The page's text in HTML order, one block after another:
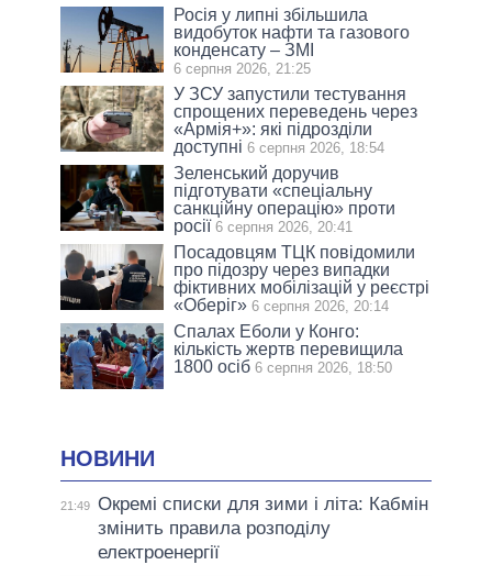
Росія у липні збільшила
видобуток нафти та газового
конденсату – ЗМІ
6 серпня 2026, 21:25
У ЗСУ запустили тестування
спрощених переведень через
«Армія+»: які підрозділи
доступні 6 серпня 2026, 18:54
Зеленський доручив
підготувати «спеціальну
санкційну операцію» проти
росії 6 серпня 2026, 20:41
Посадовцям ТЦК повідомили
про підозру через випадки
фіктивних мобілізацій у реєстрі
«Оберіг» 6 серпня 2026, 20:14
Спалах Еболи у Конго:
кількість жертв перевищила
1800 осіб 6 серпня 2026, 18:50
НОВИНИ
21:49 Окремі списки для зими і літа: Кабмін
змінить правила розподілу
електроенергії